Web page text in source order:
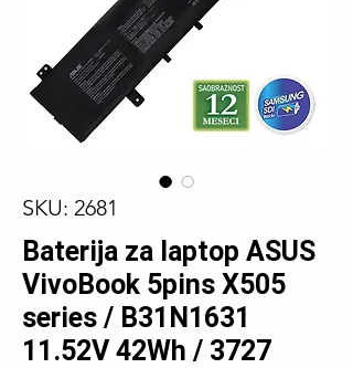
SKU: 2681
Baterija za laptop ASUS
VivoBook 5pins X505
series / B31N1631
11.52V 42Wh / 3727